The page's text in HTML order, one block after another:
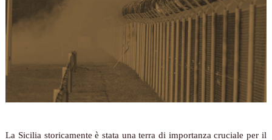
La Sicilia storicamente è stata una terra di importanza cruciale per il